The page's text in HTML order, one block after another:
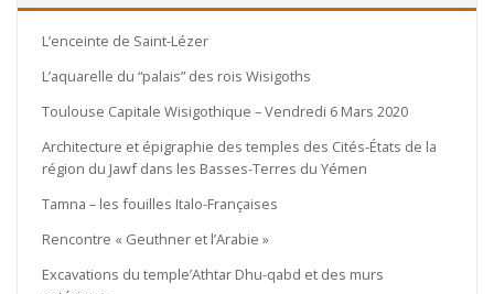
L’enceinte de Saint-Lézer
L’aquarelle du “palais” des rois Wisigoths
Toulouse Capitale Wisigothique – Vendredi 6 Mars 2020
Architecture et épigraphie des temples des Cités-États de la
région du Jawf dans les Basses-Terres du Yémen
Tamna – les fouilles Italo-Françaises
Rencontre « Geuthner et l’Arabie »
Excavations du temple’Athtar Dhu-qabd et des murs